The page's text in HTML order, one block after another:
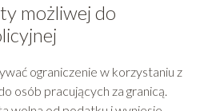
możliwej do
ograniczenie w korzystaniu z
osób pracujących za granicą.